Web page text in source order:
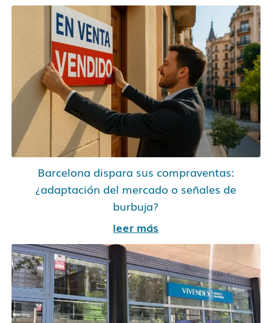
Barcelona dispara sus compraventas:
¿adaptación del mercado o señales de
burbuja?
leer más